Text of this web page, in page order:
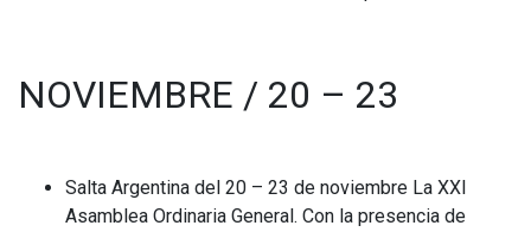
NOVIEMBRE / 20 – 23
Salta Argentina del 20 – 23 de noviembre La XXI
Asamblea Ordinaria General. Con la presencia de